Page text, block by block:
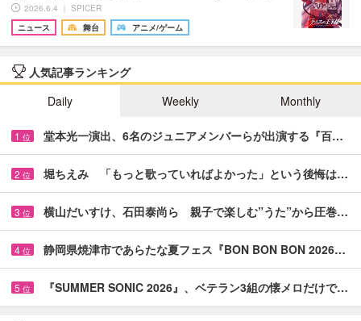
2026.6.4 ｜ SPICER
ニュース
舞台 アニメ/ゲーム
人気記事ランキング
Daily
Weekly Monthly
1 位 堂本光一演出、6名のジュニアメンバーらが出演する『百…
2 位 堀ちえみ 「もっと歌っていればよかった」という後悔は…
3 位 横山だいすけ、石田泰尚ら 親子で楽しむ”うた”から圧巻…
4 位 静岡県焼津市であらたな夏フェス『BON BON BON 2026…
5 位 『SUMMER SONIC 2026』、ベテラン3組の懐メロだけで…